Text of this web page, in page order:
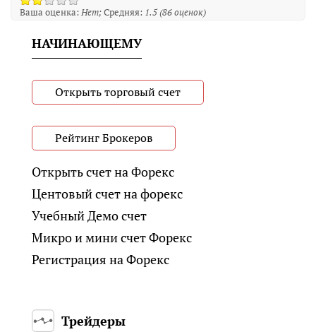
Ваша оценка:Нет Средняя: 1.5(86оценок)
НАЧИНАЮЩЕМУ
Открыть торговый счет
Рейтинг Брокеров
Открыть счет на Форекс
Центовый счет на форекс
Учебный Демо счет
Микро и мини счет Форекс
Регистрация на Форекс
Трейдеры